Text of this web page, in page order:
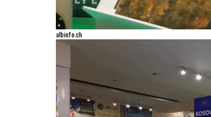
albinfo.ch